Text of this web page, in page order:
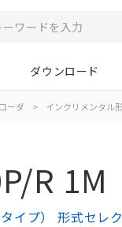
ダウンロード
ーダ > インクリメンタル形
R 1M
イプ） 形式セレ